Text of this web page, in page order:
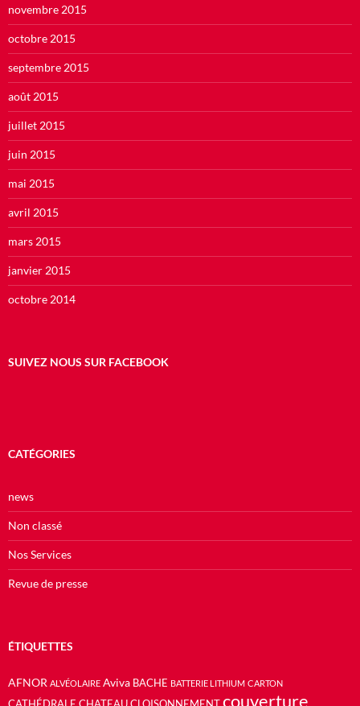
novembre 2015
octobre 2015
septembre 2015
août 2015
juillet 2015
juin 2015
mai 2015
avril 2015
mars 2015
janvier 2015
octobre 2014
SUIVEZ NOUS SUR FACEBOOK
CATÉGORIES
news
Non classé
Nos Services
Revue de presse
ÉTIQUETTES
AFNOR ALVÉOLAIRE Aviva BACHE BATTERIE LITHIUM CARTON
couverture